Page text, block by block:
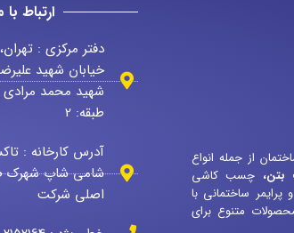
از جمله انواع
، چسب کاشی
ساختمانی با
محصولات متنوع برای
ارتباط با
دفتر مرکزی :
خیابان شهید
طبقه: 2
آدرس کارخانه :
شامی شاپ شهرک
اصلی شرکت